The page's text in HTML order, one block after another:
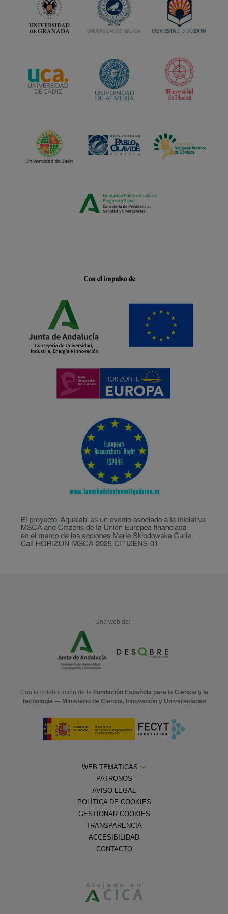
Una web de:
Con la colaboración de la Fundación Española para la Ciencia y la
Tecnología — Ministerio de Ciencia, Innovación y Universidades
WEB TEMÁTICAS
PATRONOS
AVISO LEGAL
POLÍTICA DE COOKIES
GESTIONAR COOKIES
TRANSPARENCIA
ACCESIBILIDAD
CONTACTO